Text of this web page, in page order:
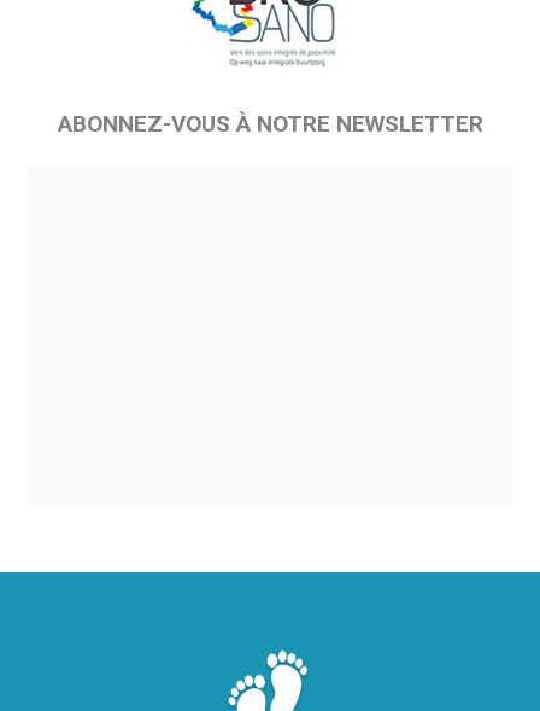
ABONNEZ-VOUS À NOTRE NEWSLETTER